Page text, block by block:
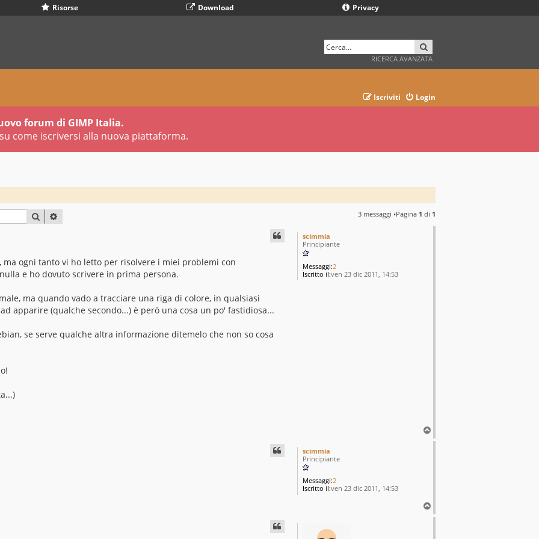
Risorse Download Privacy
RICERCA AVANZATA
Login
Iscriviti
forum di GIMP Italia.
come iscriversi alla nuova piattaforma.
CERCA 3 messaggi •Pagina 1 di 1
scimmia
Principiante
Messaggi:2
Iscritto il:ven 23 dic 2011, 14:53
ogni tanto vi ho letto per risolvere i miei problemi con
e ho dovuto scrivere in prima persona.
ma quando vado a tracciare una riga di colore, in qualsiasi
apparire (qualche secondo...) è però una cosa un po' fastidiosa...
se serve qualche altra informazione ditemelo che non so cosa
o
scimmia
Principiante
Messaggi:2
Iscritto il:ven 23 dic 2011, 14:53
o